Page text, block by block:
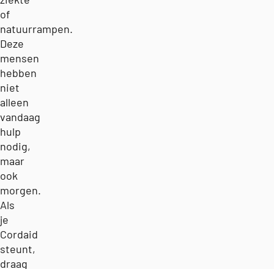
of
natuurrampen.
Deze
mensen
hebben
niet
alleen
vandaag
hulp
nodig,
maar
ook
morgen.
Als
je
Cordaid
steunt,
draag